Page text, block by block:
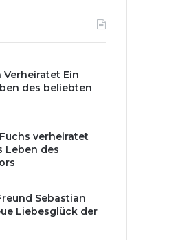
Verheiratet Ein
des beliebten
verheiratet
Leben des
Sebastian
Liebesglück der